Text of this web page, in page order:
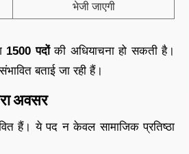
भेजी जाएगी
1500पदोंकी अधियाचना हो सकती है।
बताई जा रही हैं।
अवसर
हैं। ये पद न केवल सामाजिक प्रतिष्ठा